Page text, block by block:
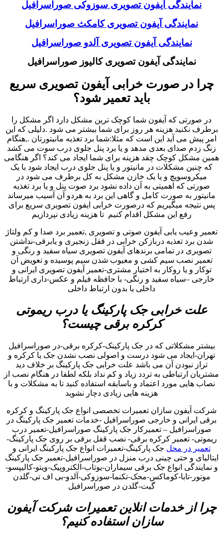
نمایندگی آیفون تصویری سوزوکی صوراسرافیل
نمایندگی آیفون تصویری کامکث صوراسرافیل
نمایندگی آیفون تصویری آلدو صوراسرافیل
نمایندگی آیفون تصویری کالیوز صوراسرافیل
چرا در صورت خرابی آیفون تصویری سریع
باید تعمیر شود؟
در صورتی که آیفون شما کوچک ترین مشکل دارد اگر مشکل را
برطرف نکنید هزینه هر روز برای شما بیشتر می شود .دلیلی که این
امر پیش می آید این است که مثلا:شما برد تغذیه مانیتورتان .,هنگام
زنگ زدم صدای بعدی مدهد و یا برد پنل جلوی درب سوت می کشد
همین مشکل کوچک چقد هزینه برای شما ایجاد می کند؟ اگر هنگامی
که چنین مشکلات در مانیتور و یا پنل جلوی درب ایجاد شود با یک
میکروسویچ و یا یک خازن مشکل به کل برطرف می شود در
صورتی که اهمیتی به آن داده نشود برد صوت پنل و یا برد تغذیه
مانیتور به صورت کامل و گاهی این برد به هردو آن آسیب میرساند
پس نتیجه میگیریم که درصورت خرابی ایفون تصویری سریع برای
رفع این مشکل اقدام کنیم تا هزینه زیادی نپردازیم
تعمیر وعیب یابی آیفون صوتی و تصویری ,تعمیر برد صدا و کم ولتاژ
شدن برد تعذیه دربازکن خرابی در قفل زنجیری و یابرقی-نداشتن
تصویری در تمامی برندهای آیفون تصویری سیاه سفید و رنگی و
تعمیر نصب سیم کشی و معیوب شدن سیم پوسیده و تعویض آن
توکار و یا روکار به اختیار مشتری-تعمیر آیفون تصویری ایرانی و
خارجی –سیاه سفید و رنگی- با حافظه فیلم و عکس-داری ارتباط
داخلی یا بدون ارتباط داخلی
علت خرابی جک پارکینگ یا درب ریموتی
کرکره برقی چیست؟
بیشتر مشکلاتی که در جک پارکینک-کرکره برقی-در صوراسرافیل
تهران-ایجاد می شود درست و اصولی نصب نشدن جک یا کرکره و
تراز نبودن آن می باشد علت خرابی جک پارکینگ بر خلاف دید
مشتریان ارتباطی به تردد زیاد و کم نداد بلکه لطفا در هنگام نصب از
نصاب هایی مورد اعتماد و باسابقه استفاده کنید تا به مشکلات و با
هزینه هایی زیادی دچار نشوید
شرکت آیفون سازان تعمیرات تخصصی انواع جک پارکینگ و کرکره
برقی ایرانی و خارجی صوراسرافیل -خدمات تعمیر جک پارکینگ در
صوراسرافیل – تعمیرکار جک پارکینگ صوراسرافیل-تعمیر درب
ریموتی- تعمیر کرکره برقی- نصب قفل برقی بر روی جک پارکینگ-
تعمیر در محل جک پارکینگ-تعمیرات انواع جک پارکینگ ایرانی و
ایتالیای و حتی چینی درب منزل در صوراسرافیل-تعمیر جک پارکینگ
و نمایندگی انواع جک برقی سیماران-یوتاب-الکتروپیک-ویتو-کالیپسو-
موتور-تابا-کوماکس-محک-تکنما-سوزوکی-آلدو-بی اف تی-گلدن
گیت-گلدن در صوراسرافیل
چرا از خدمات انلاین تعمیرات شرکت آیفون
سازان استفاده کنیم؟